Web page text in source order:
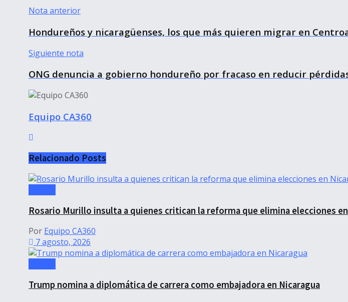
Nota anterior
Hondureños y nicaragüenses, los que más quieren migrar en
Siguiente nota
ONG denuncia a gobierno hondureño por fracaso en reducir
Equipo CA360
Relacionado Posts
Rosario Murillo insulta a quienes critican la reforma que elimina elecciones
Por Equipo CA360
7 agosto, 2026
Trump nomina a diplomática de carrera como embajadora en Nicaragua